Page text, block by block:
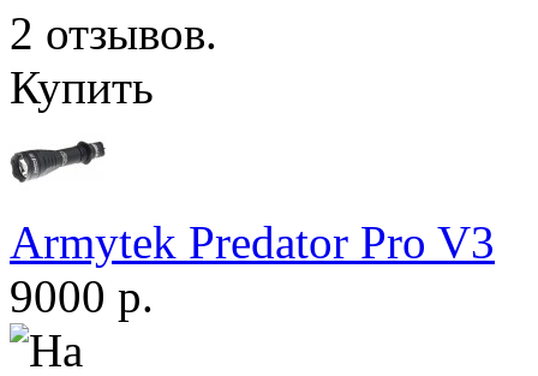
Купить
Armytek Predator Pro V3
9000 р.